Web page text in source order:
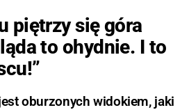
piętrzy się góra
to ohydnie. I to
oburzonych widokiem, jaki